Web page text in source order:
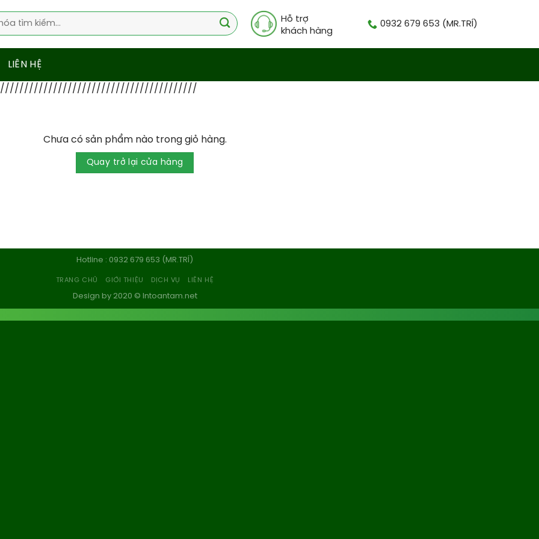
Hỗ trợ
khách hàng
0932 679 653 (MR.TRÍ)
LIÊN HỆ
Chưa có sản phẩm nào trong giỏ hàng.
Quay trở lại cửa hàng
Hotline : 0932 679 653 (MR.TRÍ)
TRANG CHỦ GIỚI THIỆU DỊCH VỤ LIÊN HỆ
Design by 2020 © Intoantam.net